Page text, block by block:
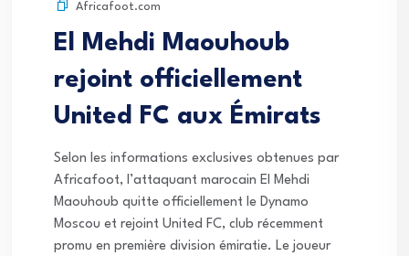
Africafoot.com
El Mehdi Maouhoub
rejoint officiellement
United FC aux Émirats
Selon les informations exclusives obtenues par
Africafoot, l’attaquant marocain El Mehdi
Maouhoub quitte officiellement le Dynamo
Moscou et rejoint United FC, club récemment
promu en première division émiratie. Le joueur